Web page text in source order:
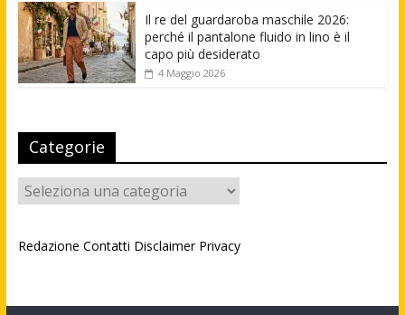
Il re del guardaroba maschile 2026:
perché il pantalone fluido in lino è il
capo più desiderato
4 Maggio 2026
Categorie
Categorie
Redazione Contatti Disclaimer Privacy